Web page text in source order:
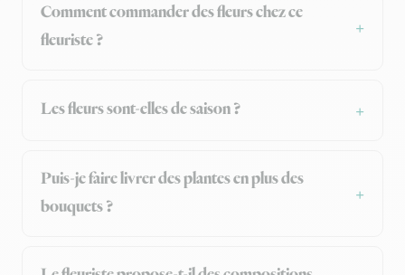
Comment commander des fleurs chez ce
fleuriste ?
Les fleurs sont-elles de saison ?
Puis-je faire livrer des plantes en plus des
bouquets ?